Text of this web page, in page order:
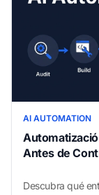
AI AUTOMATION
Antes de
Descubra qué